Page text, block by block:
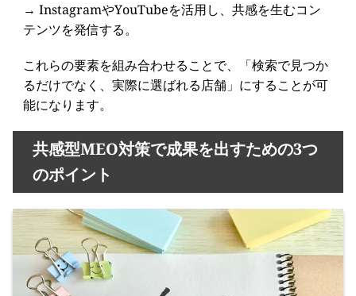
→ InstagramやYouTubeを活用し、共感を生むコン
テンツを発信する。
これらの要素を組み合わせることで、「検索で見つか
るだけでなく、実際に選ばれる店舗」にすることが可
能になります。
共感型MEO対策で成果を出すための3つ
のポイント